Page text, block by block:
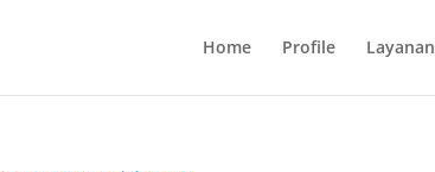
Home Profile Layanan